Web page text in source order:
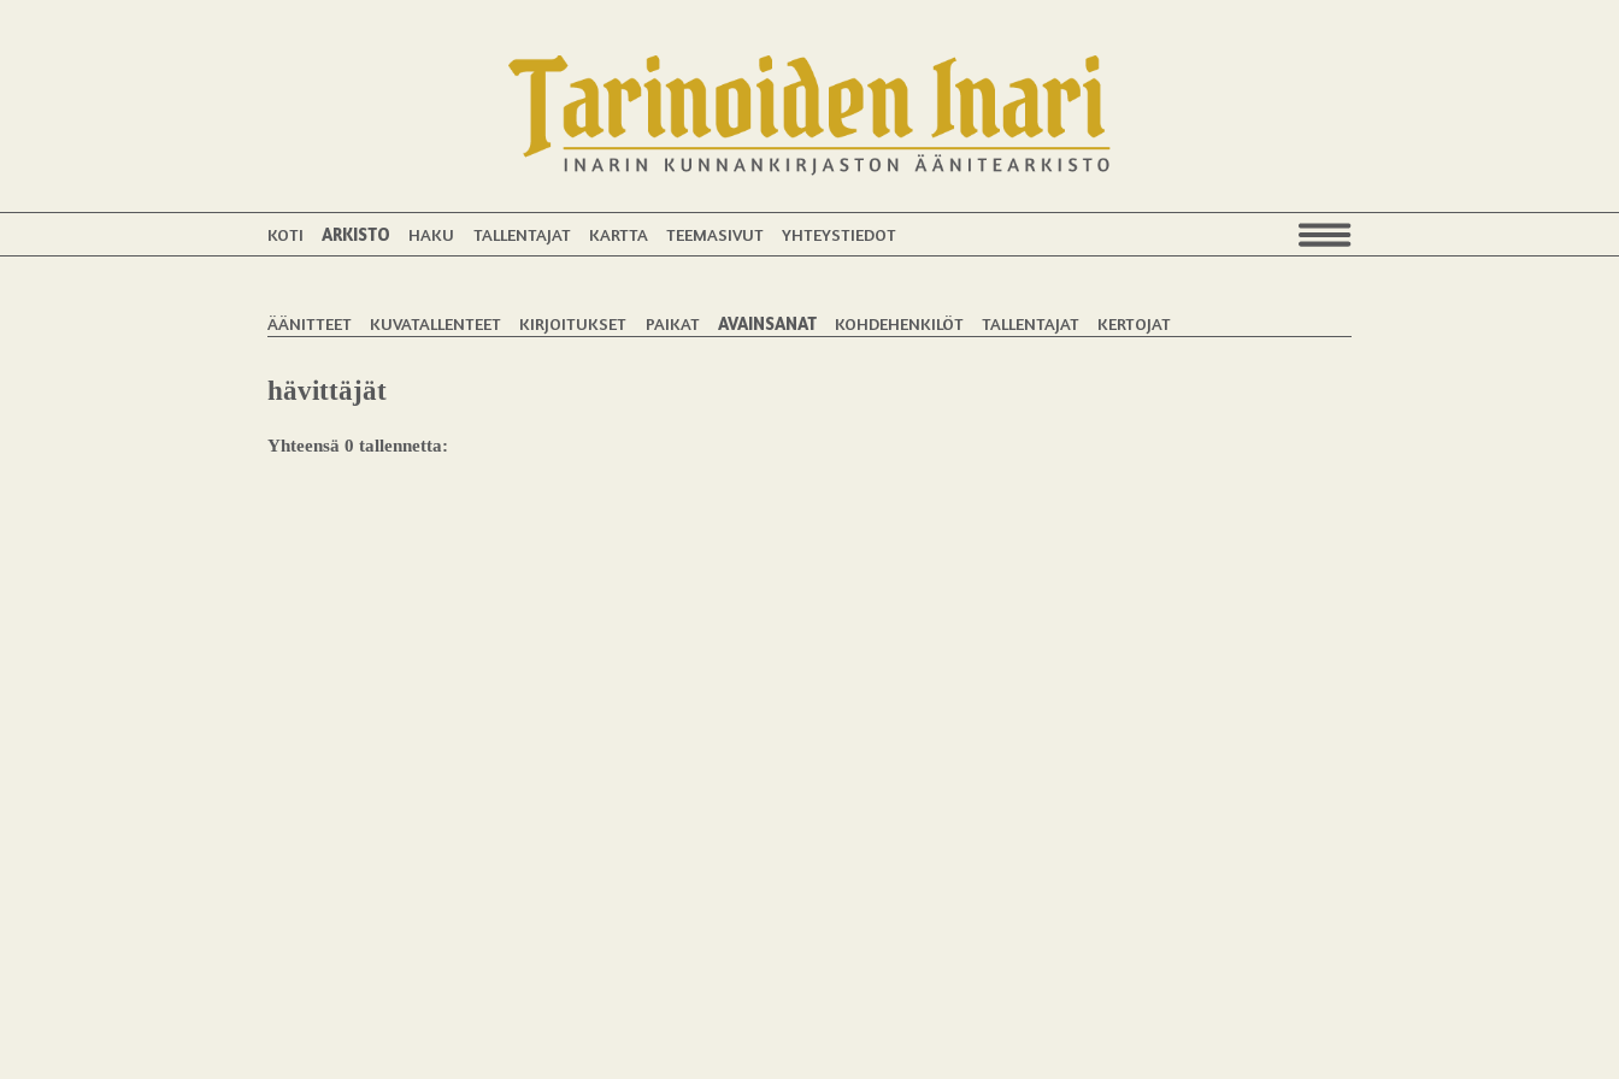
KOTI ARKISTO HAKU TALLENTAJAT KARTTA TEEMASIVUT YHTEYSTIEDOT
ÄÄNITTEET KUVATALLENTEET KIRJOITUKSET PAIKAT AVAINSANAT KOHDEHENKILÖT TALLENTAJAT KERTOJAT
hävittäjät
Yhteensä 0 tallennetta: